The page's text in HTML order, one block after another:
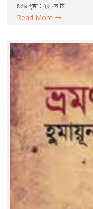
৪৫৬ পৃষ্ঠা : ২২ সে মি.
Read More